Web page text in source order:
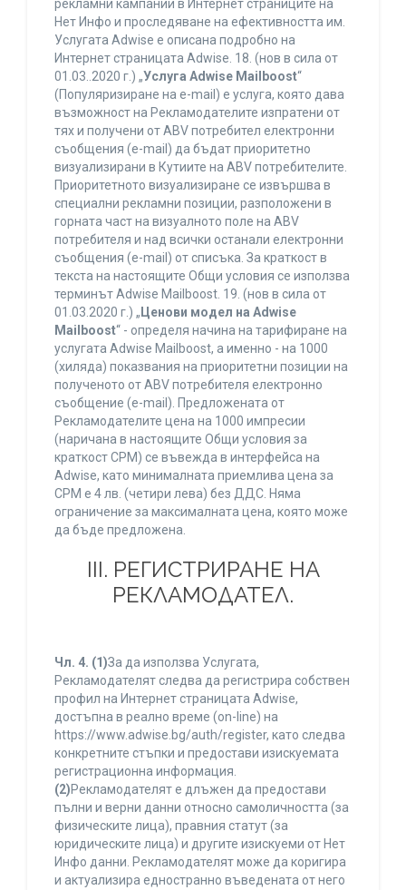
рекламни кампании в Интернет страниците на
Нет Инфо и проследяване на ефективността им.
Услугата Adwise е описана подробно на
Интернет страницата Adwise. 18. (нов в сила от
01.03..2020 г.) „Услуга Adwise Mailboost“
(Популяризиране на e-mail) е услуга, която дава
възможност на Рекламодателите изпратени от
тях и получени от ABV потребител електронни
съобщения (e-mail) да бъдат приоритетно
визуализирани в Кутиите на ABV потребителите.
Приоритетното визуализиране се извършва в
специални рекламни позиции, разположени в
горната част на визуалното поле на ABV
потребителя и над всички останали електронни
съобщения (e-mail) от списъка. За краткост в
текста на настоящите Общи условия се използва
терминът Adwise Mailboost. 19. (нов в сила от
01.03.2020 г.) „ Ценови модел на Adwise
Mailboost“ - определя начина на тарифиране на
услугата Adwise Mailboost, а именно - на 1000
(хиляда) показвания на приоритетни позиции на
полученото от ABV потребителя електронно
съобщение (e-mail). Предложената от
Рекламодателите цена на 1000 импресии
(наричана в настоящите Общи условия за
краткост CPM) се въвежда в интерфейса на
Adwise, като минималната приемлива цена за
CPM е 4 лв. (четири лева) без ДДС. Няма
ограничение за максималната цена, която може
да бъде предложена.
ІІІ. РЕГИСТРИРАНЕ НА
РЕКЛАМОДАТЕЛ.
Чл. 4. (1)За да използва Услугата,
Рекламодателят следва да регистрира собствен
профил на Интернет страницата Adwise,
достъпна в реално време (on-line) на
https://www.adwise.bg/auth/register, като следва
конкретните стъпки и предостави изискуемата
регистрационна информация.
(2)Рекламодателят е длъжен да предостави
пълни и верни данни относно самоличността (за
физическите лица), правния статут (за
юридическите лица) и другите изискуеми от Нет
Инфо данни. Рекламодателят може да коригира
и актуализира едностранно въведената от него